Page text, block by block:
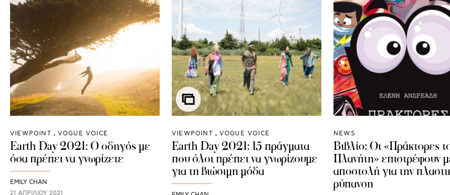
VIEWPOINT VOGUE VOICE
Earth Day 2021: Ο οδηγός με
όσα πρέπει να γνωρίζετε
EMILY CHAN
21 ΑΠΡΙΛΊΟΥ 2021
VIEWPOINT VOGUE VOICE
Earth Day 2021: 15 πράγματα
που όλοι πρέπει να γνωρίζουμε
για τη βιώσιμη μόδα
NEWS
Βιβλίο: Οι «Πράκτορες
Πλανήτη» επιστρέφουν
αποστολή για την
ρύπανση